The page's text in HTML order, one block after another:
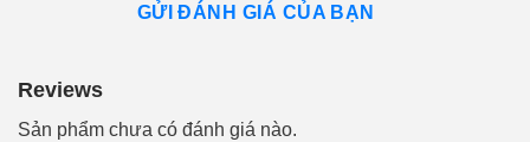
GỬI ĐÁNH GIÁ CỦA BẠN
Reviews
Sản phẩm chưa có đánh giá nào.